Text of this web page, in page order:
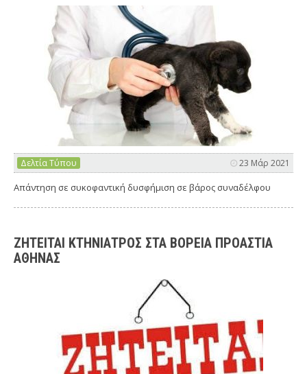
Δελτία Τύπου 23 Μάρ 2021
Απάντηση σε συκοφαντική δυσφήμιση σε βάρος συναδέλφου
ΖΗΤΕΙΤΑΙ ΚΤΗΝΙΑΤΡΟΣ ΣΤΑ ΒΟΡΕΙΑ ΠΡΟΑΣΤΙΑ
ΑΘΗΝΑΣ